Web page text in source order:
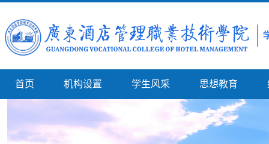
首页 机构设置 学生风采 思想教育